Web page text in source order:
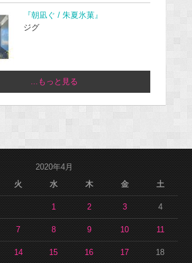
『朝凪ぐ / 朱夏氷菓』
ジグ
...もっと見る
2020年4月
火 水 木 金 土
1 2 3 4
7 8 9 10 11
14 15 16 17 18